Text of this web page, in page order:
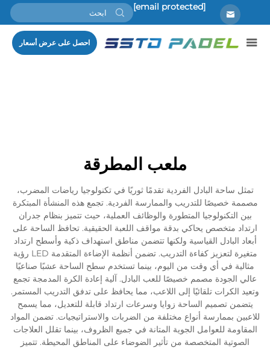
[email protected]
احصل على عرض أسعار
ملعب المطرقة
تمثل ساحة البادل الفردية تقدمًا ثوريًا في تكنولوجيا رياضات المضرب،
مصممة خصيصًا للتدريب والممارسة الفردية. تجمع هذه المنشأة المبتكرة
بين التكنولوجيا المتطورة والوظائف العملية، حيث تتميز بنظام جدران
ارتداد متخصص يحاكي بدقة مواقف اللعبة الحقيقية. تحافظ الساحة على
أبعاد البادل القياسية ولكنها تتضمن مناطق استهداف ذكية وأسطح ارتداد
متغيرة لتعزيز كفاءة التدريب. تضمن أنظمة الإضاءة المتقدمة LED رؤية
مثالية في أي وقت من اليوم، بينما تستخدم سطح الساحة عشبًا صناعيًا
عالي الجودة مصمم خصيصًا للعب البادل. آلية إعادة الكرة المدمجة تجمع
وتعيد الكرات تلقائيًا إلى اللاعب، مما يحافظ على تدفق التدريب المستمر.
يتضمن تصميم الساحة زوايا وسرعات ارتداد قابلة للتعديل، مما يسمح
للاعبين بممارسة أنواع مختلفة من الضربات والاستراتيجيات. تضمن المواد
المقاومة للعوامل الجوية المتانة في جميع الظروف، بينما تقلل العلاجات
الصوتية المتخصصة من تأثير الضوضاء على المناطق المحيطة. تتميز